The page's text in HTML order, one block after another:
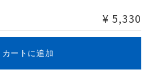
¥ 5,330
カートに追加